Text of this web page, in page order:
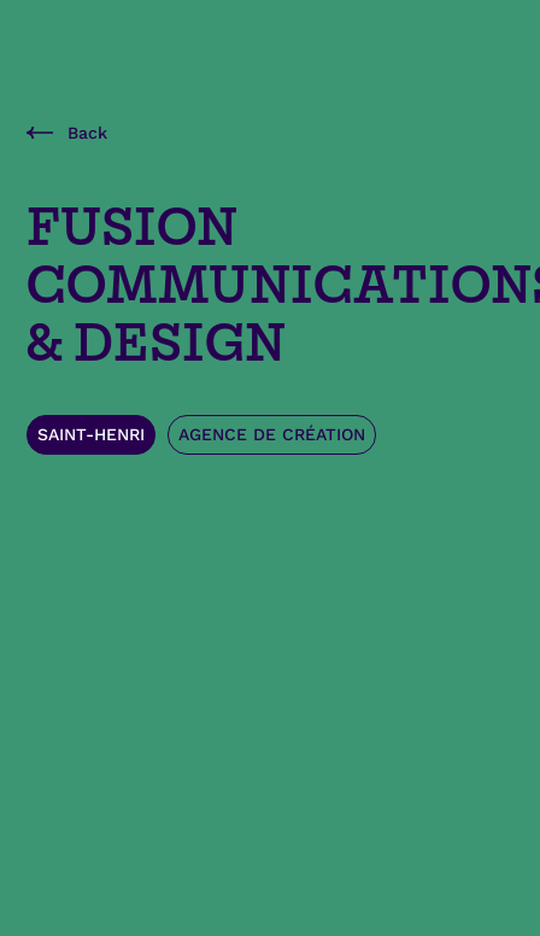
Back
FUSION
& DESIGN
SAINT-HENRI AGENCE DE CRÉATION